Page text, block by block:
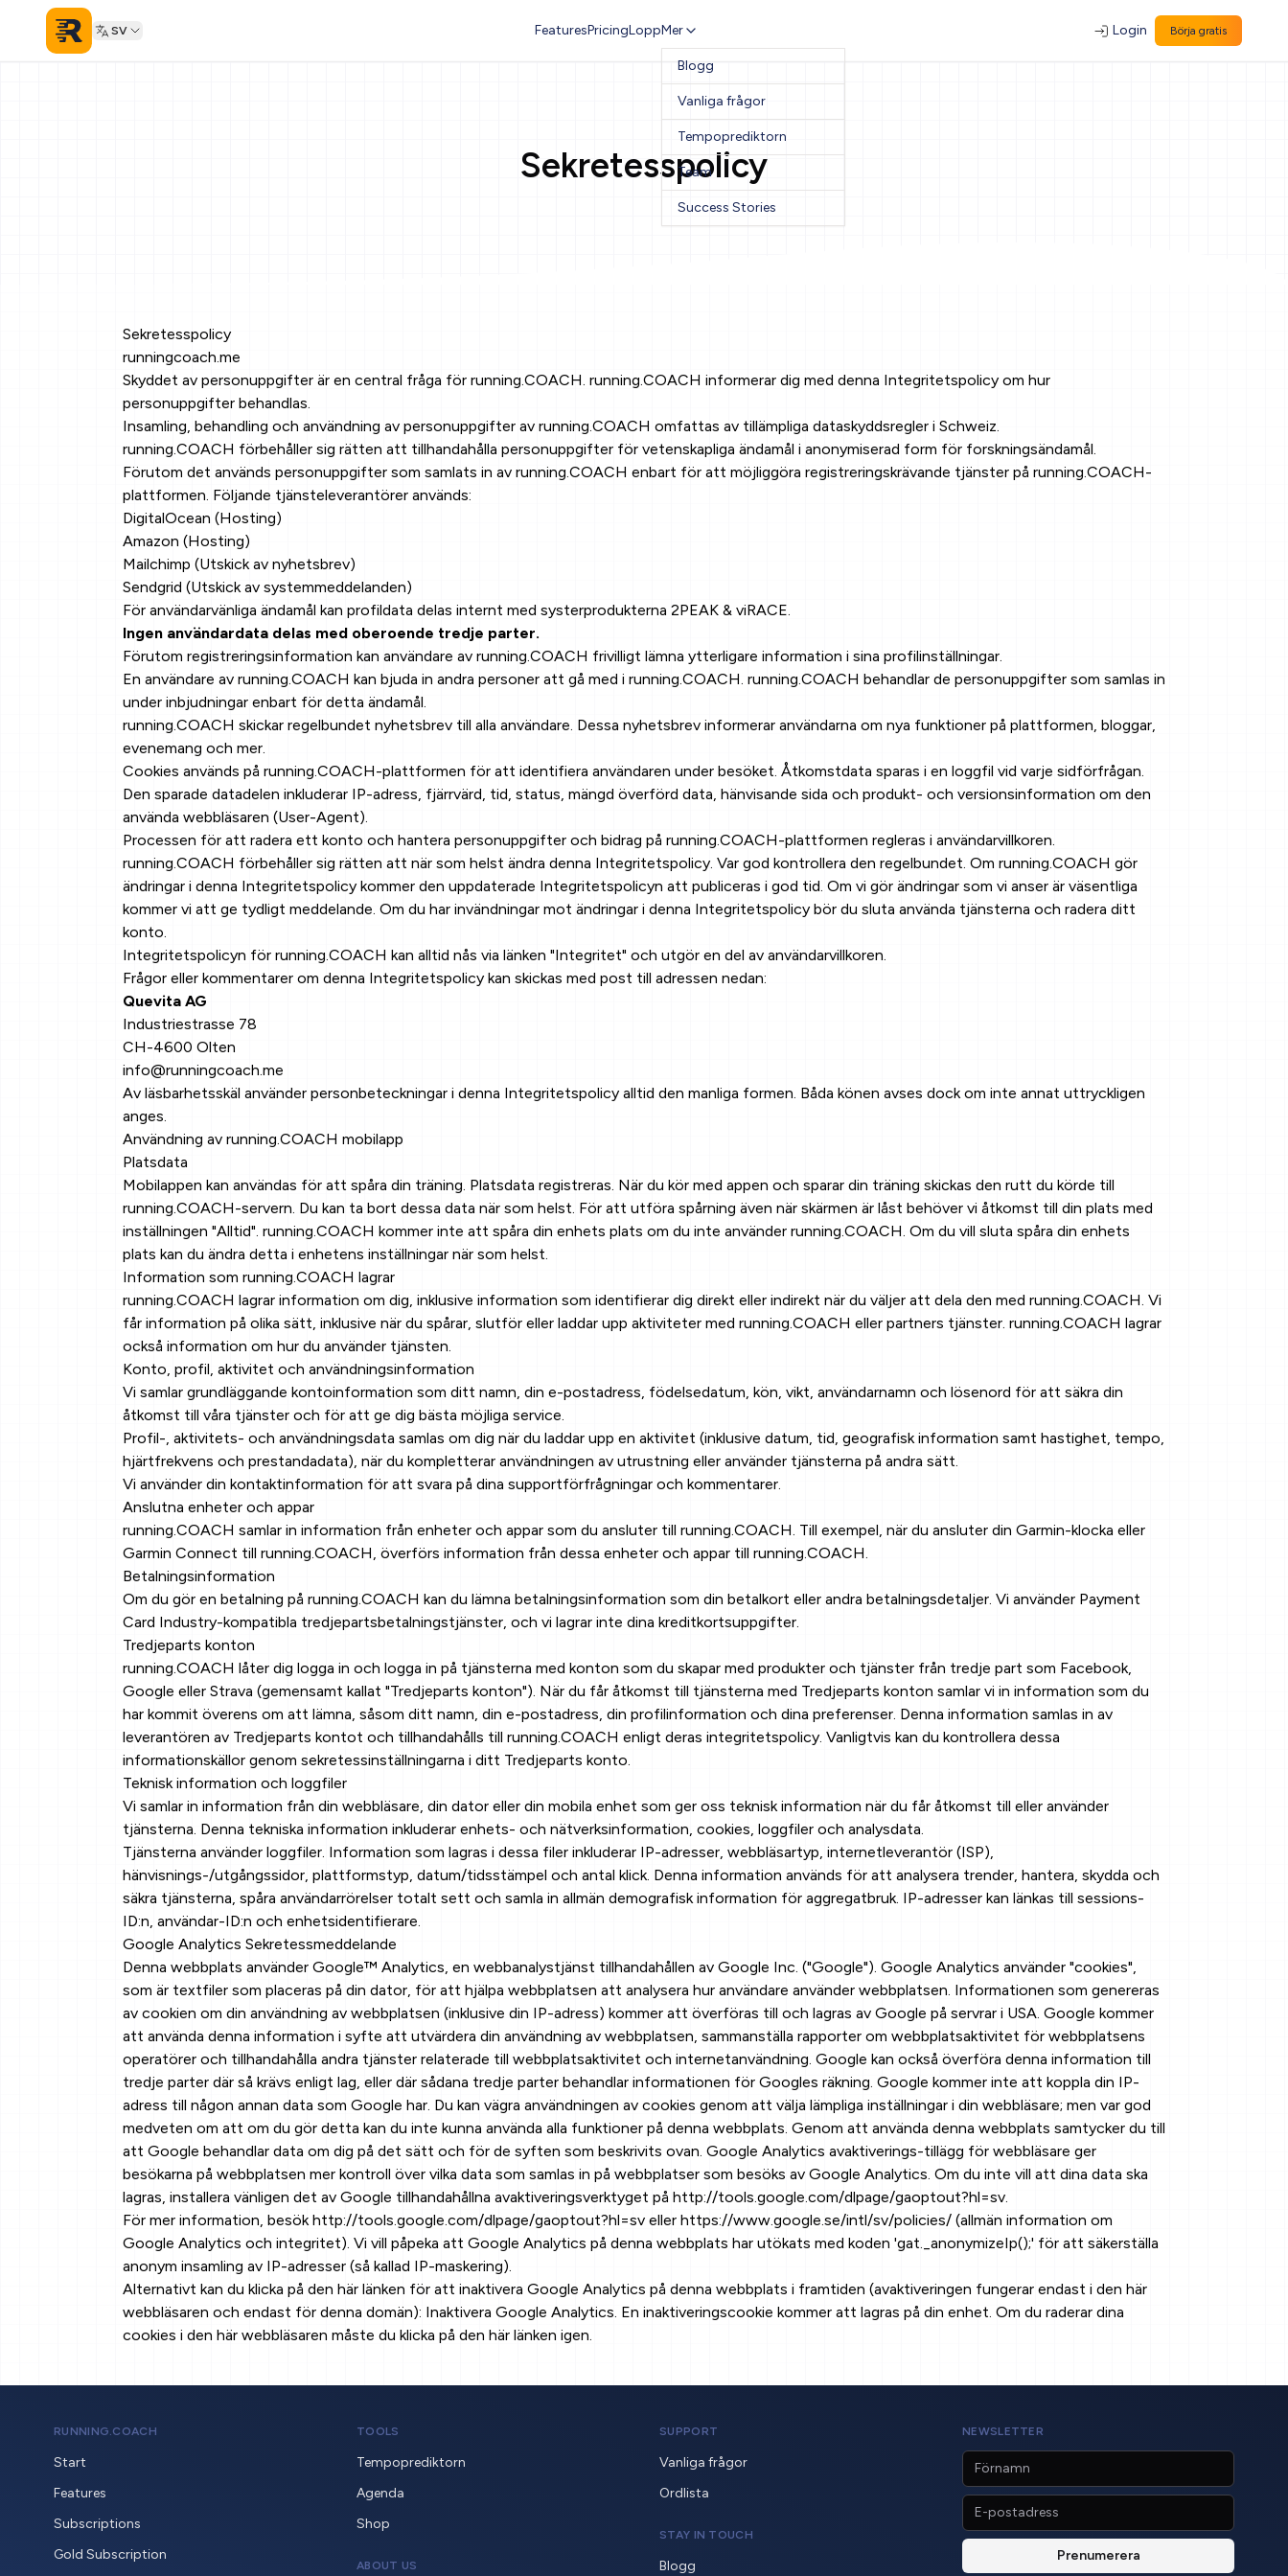
SV FeaturesPricingLoppMer
Blogg
Vanliga frågor
Tempoprediktorn
Team
Success Stories
Login Börja gratis
Sekretesspolicy
Sekretesspolicy
runningcoach.me
Skyddet av personuppgifter är en central fråga för running.COACH. running.COACH informerar dig med denna Integritetspolicy om hur
personuppgifter behandlas.
Insamling, behandling och användning av personuppgifter av running.COACH omfattas av tillämpliga dataskyddsregler i Schweiz.
running.COACH förbehåller sig rätten att tillhandahålla personuppgifter för vetenskapliga ändamål i anonymiserad form för forskningsändamål.
Förutom det används personuppgifter som samlats in av running.COACH enbart för att möjliggöra registreringskrävande tjänster på running.COACH-
plattformen. Följande tjänsteleverantörer används:
DigitalOcean (Hosting)
Amazon (Hosting)
Mailchimp (Utskick av nyhetsbrev)
Sendgrid (Utskick av systemmeddelanden)
För användarvänliga ändamål kan profildata delas internt med systerprodukterna 2PEAK & viRACE.
Ingen användardata delas med oberoende tredje parter.
Förutom registreringsinformation kan användare av running.COACH frivilligt lämna ytterligare information i sina profilinställningar.
En användare av running.COACH kan bjuda in andra personer att gå med i running.COACH. running.COACH behandlar de personuppgifter som samlas in
under inbjudningar enbart för detta ändamål.
running.COACH skickar regelbundet nyhetsbrev till alla användare. Dessa nyhetsbrev informerar användarna om nya funktioner på plattformen, bloggar,
evenemang och mer.
Cookies används på running.COACH-plattformen för att identifiera användaren under besöket. Åtkomstdata sparas i en loggfil vid varje sidförfrågan.
Den sparade datadelen inkluderar IP-adress, fjärrvärd, tid, status, mängd överförd data, hänvisande sida och produkt- och versionsinformation om den
använda webbläsaren (User-Agent).
Processen för att radera ett konto och hantera personuppgifter och bidrag på running.COACH-plattformen regleras i användarvillkoren.
running.COACH förbehåller sig rätten att när som helst ändra denna Integritetspolicy. Var god kontrollera den regelbundet. Om running.COACH gör
ändringar i denna Integritetspolicy kommer den uppdaterade Integritetspolicyn att publiceras i god tid. Om vi gör ändringar som vi anser är väsentliga
kommer vi att ge tydligt meddelande. Om du har invändningar mot ändringar i denna Integritetspolicy bör du sluta använda tjänsterna och radera ditt
konto.
Integritetspolicyn för running.COACH kan alltid nås via länken "Integritet" och utgör en del av användarvillkoren.
Frågor eller kommentarer om denna Integritetspolicy kan skickas med post till adressen nedan:
Quevita AG
Industriestrasse 78
CH-4600 Olten
info@runningcoach.me
Av läsbarhetsskäl använder personbeteckningar i denna Integritetspolicy alltid den manliga formen. Båda könen avses dock om inte annat uttryckligen
anges.
Användning av running.COACH mobilapp
Platsdata
Mobilappen kan användas för att spåra din träning. Platsdata registreras. När du kör med appen och sparar din träning skickas den rutt du körde till
running.COACH-servern. Du kan ta bort dessa data när som helst. För att utföra spårning även när skärmen är låst behöver vi åtkomst till din plats med
inställningen "Alltid". running.COACH kommer inte att spåra din enhets plats om du inte använder running.COACH. Om du vill sluta spåra din enhets
plats kan du ändra detta i enhetens inställningar när som helst.
Information som running.COACH lagrar
running.COACH lagrar information om dig, inklusive information som identifierar dig direkt eller indirekt när du väljer att dela den med running.COACH. Vi
får information på olika sätt, inklusive när du spårar, slutför eller laddar upp aktiviteter med running.COACH eller partners tjänster. running.COACH lagrar
också information om hur du använder tjänsten.
Konto, profil, aktivitet och användningsinformation
Vi samlar grundläggande kontoinformation som ditt namn, din e-postadress, födelsedatum, kön, vikt, användarnamn och lösenord för att säkra din
åtkomst till våra tjänster och för att ge dig bästa möjliga service.
Profil-, aktivitets- och användningsdata samlas om dig när du laddar upp en aktivitet (inklusive datum, tid, geografisk information samt hastighet, tempo,
hjärtfrekvens och prestandadata), när du kompletterar användningen av utrustning eller använder tjänsterna på andra sätt.
Vi använder din kontaktinformation för att svara på dina supportförfrågningar och kommentarer.
Anslutna enheter och appar
running.COACH samlar in information från enheter och appar som du ansluter till running.COACH. Till exempel, när du ansluter din Garmin-klocka eller
Garmin Connect till running.COACH, överförs information från dessa enheter och appar till running.COACH.
Betalningsinformation
Om du gör en betalning på running.COACH kan du lämna betalningsinformation som din betalkort eller andra betalningsdetaljer. Vi använder Payment
Card Industry-kompatibla tredjepartsbetalningstjänster, och vi lagrar inte dina kreditkortsuppgifter.
Tredjeparts konton
running.COACH låter dig logga in och logga in på tjänsterna med konton som du skapar med produkter och tjänster från tredje part som Facebook,
Google eller Strava (gemensamt kallat "Tredjeparts konton"). När du får åtkomst till tjänsterna med Tredjeparts konton samlar vi in information som du
har kommit överens om att lämna, såsom ditt namn, din e-postadress, din profilinformation och dina preferenser. Denna information samlas in av
leverantören av Tredjeparts kontot och tillhandahålls till running.COACH enligt deras integritetspolicy. Vanligtvis kan du kontrollera dessa
informationskällor genom sekretessinställningarna i ditt Tredjeparts konto.
Teknisk information och loggfiler
Vi samlar in information från din webbläsare, din dator eller din mobila enhet som ger oss teknisk information när du får åtkomst till eller använder
tjänsterna. Denna tekniska information inkluderar enhets- och nätverksinformation, cookies, loggfiler och analysdata.
Tjänsterna använder loggfiler. Information som lagras i dessa filer inkluderar IP-adresser, webbläsartyp, internetleverantör (ISP),
hänvisnings-/utgångssidor, plattformstyp, datum/tidsstämpel och antal klick. Denna information används för att analysera trender, hantera, skydda och
säkra tjänsterna, spåra användarrörelser totalt sett och samla in allmän demografisk information för aggregatbruk. IP-adresser kan länkas till sessions-
ID:n, användar-ID:n och enhetsidentifierare.
Google Analytics Sekretessmeddelande
Denna webbplats använder Google™ Analytics, en webbanalystjänst tillhandahållen av Google Inc. ("Google"). Google Analytics använder "cookies",
som är textfiler som placeras på din dator, för att hjälpa webbplatsen att analysera hur användare använder webbplatsen. Informationen som genereras
av cookien om din användning av webbplatsen (inklusive din IP-adress) kommer att överföras till och lagras av Google på servrar i USA. Google kommer
att använda denna information i syfte att utvärdera din användning av webbplatsen, sammanställa rapporter om webbplatsaktivitet för webbplatsens
operatörer och tillhandahålla andra tjänster relaterade till webbplatsaktivitet och internetanvändning. Google kan också överföra denna information till
tredje parter där så krävs enligt lag, eller där sådana tredje parter behandlar informationen för Googles räkning. Google kommer inte att koppla din IP-
adress till någon annan data som Google har. Du kan vägra användningen av cookies genom att välja lämpliga inställningar i din webbläsare; men var god
medveten om att om du gör detta kan du inte kunna använda alla funktioner på denna webbplats. Genom att använda denna webbplats samtycker du till
att Google behandlar data om dig på det sätt och för de syften som beskrivits ovan. Google Analytics avaktiverings-tillägg för webbläsare ger
besökarna på webbplatsen mer kontroll över vilka data som samlas in på webbplatser som besöks av Google Analytics. Om du inte vill att dina data ska
lagras, installera vänligen det av Google tillhandahållna avaktiveringsverktyget på http://tools.google.com/dlpage/gaoptout?hl=sv.
För mer information, besök http://tools.google.com/dlpage/gaoptout?hl=sv eller https://www.google.se/intl/sv/policies/ (allmän information om
Google Analytics och integritet). Vi vill påpeka att Google Analytics på denna webbplats har utökats med koden 'gat._anonymizeIp();' för att säkerställa
anonym insamling av IP-adresser (så kallad IP-maskering).
Alternativt kan du klicka på den här länken för att inaktivera Google Analytics på denna webbplats i framtiden (avaktiveringen fungerar endast i den här
webbläsaren och endast för denna domän): Inaktivera Google Analytics. En inaktiveringscookie kommer att lagras på din enhet. Om du raderar dina
cookies i den här webbläsaren måste du klicka på den här länken igen.
RUNNING.COACH
Start
Features
Subscriptions
Gold Subscription
TOOLS
Tempoprediktorn
Agenda
Shop
ABOUT US
SUPPORT
Vanliga frågor
Ordlista
STAY IN TOUCH
Blogg
NEWSLETTER